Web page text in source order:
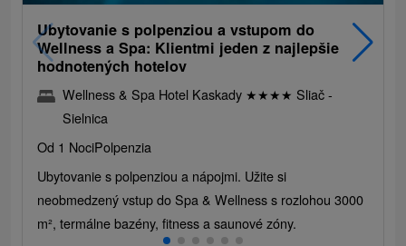
Ubytovanie s polpenziou a vstupom do
Wellness a Spa: Klientmi jeden z najlepšie
hodnotených hotelov
Wellness & Spa Hotel Kaskady ★★★★ Sliač -
Sielnica
Od 1 NociPolpenzia
Ubytovanie s polpenziou a nápojmi. Užite si
neobmedzený vstup do Spa & Wellness s rozlohou 3000
m², termálne bazény, fitness a saunové zóny.